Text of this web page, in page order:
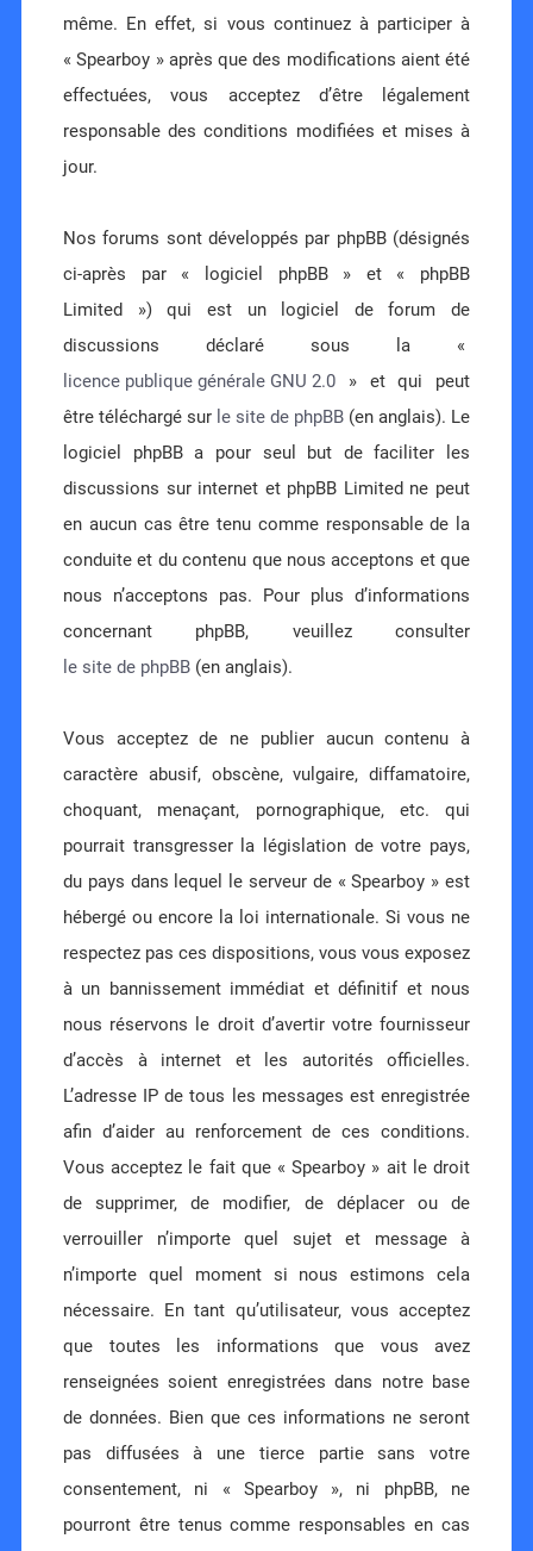
même. En effet, si vous continuez à participer à
« Spearboy » après que des modifications aient été
effectuées, vous acceptez d’être légalement
responsable des conditions modifiées et mises à
jour.
Nos forums sont développés par phpBB (désignés
ci-après par « logiciel phpBB » et « phpBB
Limited ») qui est un logiciel de forum de
discussions déclaré sous la «
licence publique générale GNU 2.0 » et qui peut
être téléchargé sur le site de phpBB (en anglais). Le
logiciel phpBB a pour seul but de faciliter les
discussions sur internet et phpBB Limited ne peut
en aucun cas être tenu comme responsable de la
conduite et du contenu que nous acceptons et que
nous n’acceptons pas. Pour plus d’informations
concernant phpBB, veuillez consulter
le site de phpBB (en anglais).
Vous acceptez de ne publier aucun contenu à
caractère abusif, obscène, vulgaire, diffamatoire,
choquant, menaçant, pornographique, etc. qui
pourrait transgresser la législation de votre pays,
du pays dans lequel le serveur de « Spearboy » est
hébergé ou encore la loi internationale. Si vous ne
respectez pas ces dispositions, vous vous exposez
à un bannissement immédiat et définitif et nous
nous réservons le droit d’avertir votre fournisseur
d’accès à internet et les autorités officielles.
L’adresse IP de tous les messages est enregistrée
afin d’aider au renforcement de ces conditions.
Vous acceptez le fait que « Spearboy » ait le droit
de supprimer, de modifier, de déplacer ou de
verrouiller n’importe quel sujet et message à
n’importe quel moment si nous estimons cela
nécessaire. En tant qu’utilisateur, vous acceptez
que toutes les informations que vous avez
renseignées soient enregistrées dans notre base
de données. Bien que ces informations ne seront
pas diffusées à une tierce partie sans votre
consentement, ni « Spearboy », ni phpBB, ne
pourront être tenus comme responsables en cas